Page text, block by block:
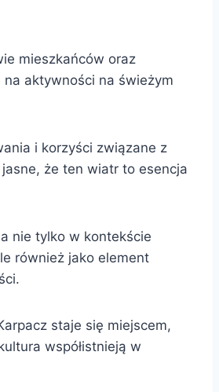
mieszkańców oraz
aktywności na świeżym
i korzyści związane z
że ten wiatr to esencja
nie tylko w kontekście
również jako element
staje się miejscem,
współistnieją w